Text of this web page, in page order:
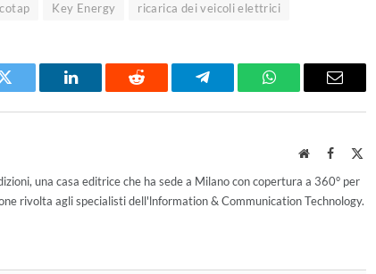
Key Energy ricarica dei veicoli elettrici
Twitter LinkedIn Reddit Telegram WhatsAppEmail
WebsiteFacebook
una casa editrice che ha sede a Milano con copertura a 360° per
rivolta agli specialisti dell'lnformation & Communication Technology.